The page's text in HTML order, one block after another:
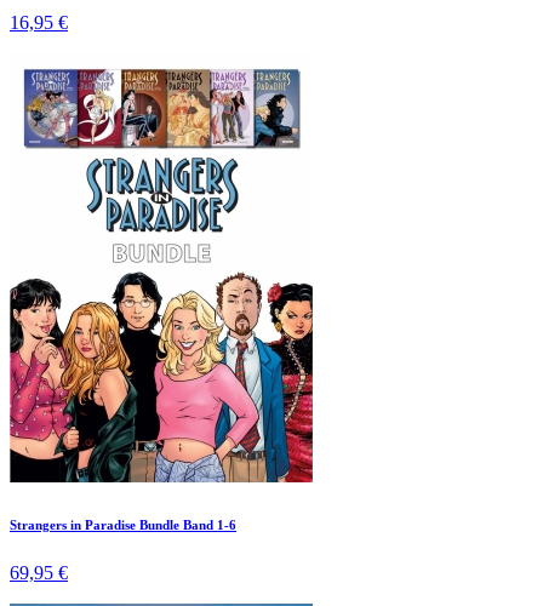
16,95 €
Strangers in Paradise Bundle Band 1-6
69,95 €